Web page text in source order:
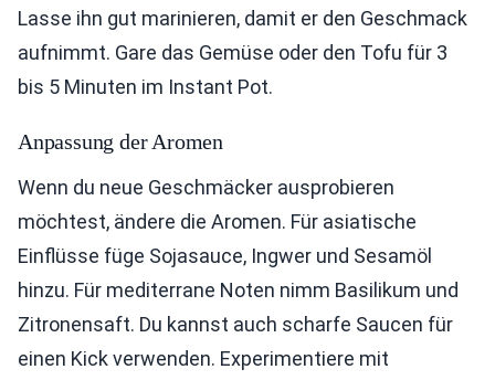
Lasse ihn gut marinieren, damit er den Geschmack
aufnimmt. Gare das Gemüse oder den Tofu für 3
bis 5 Minuten im Instant Pot.
Anpassung der Aromen
Wenn du neue Geschmäcker ausprobieren
möchtest, ändere die Aromen. Für asiatische
Einflüsse füge Sojasauce, Ingwer und Sesamöl
hinzu. Für mediterrane Noten nimm Basilikum und
Zitronensaft. Du kannst auch scharfe Saucen für
einen Kick verwenden. Experimentiere mit